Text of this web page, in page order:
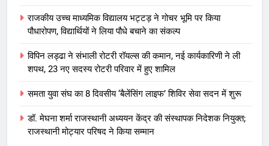
राजकीय उच्च माध्यमिक विद्यालय भट्टड़ ने गोचर भूमि पर किया
पौधारोपण, विद्यार्थियों ने लिया पौधे बचाने का संकल्प
विपिन लड्ढा ने संभाली रोटरी रॉयल्स की कमान, नई कार्यकारिणी ने ली
शपथ, 23 नए सदस्य रोटरी परिवार में हुए शामिल
समता युवा संघ का 8 दिवसीय ‘बैलेंसिंग लाइफ’ शिविर सेवा सदन में शुरू
डॉ. मेघना शर्मा राजस्थानी अध्ययन केंद्र की संस्थापक निदेशक नियुक्त;
राजस्थानी मोट्यार परिषद ने किया सम्मान